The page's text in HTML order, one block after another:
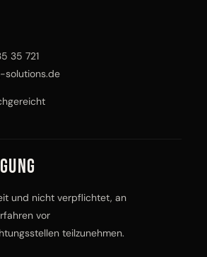
35 721
solutions.de
und nicht verpflichtet, an
vor
teilzunehmen.